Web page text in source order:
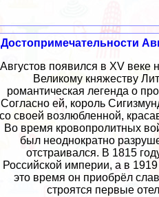
Достопримечательности
Августов появился в XV
Великому княжеству
романтическая легенда о
Согласно ей, король
со своей возлюбленной,
Во время кровопролитных
был неоднократно
отстраивался. В 1815
Российской империи, а в
это время он приобрёл
строятся первые